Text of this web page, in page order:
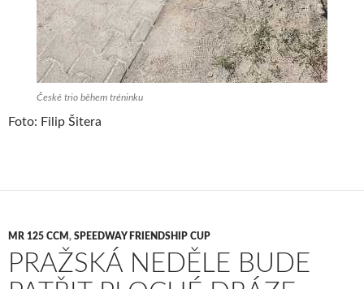
České trio během tréninku
Foto: Filip Šitera
MR 125 CCM , SPEEDWAY FRIENDSHIP CUP
PRAŽSKÁ NEDĚLE BUDE